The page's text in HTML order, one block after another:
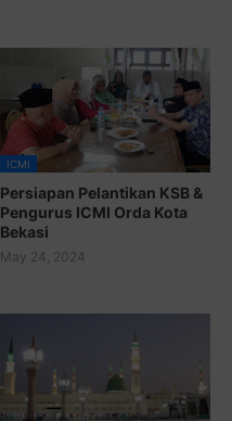
ICMI
Persiapan Pelantikan KSB &
Pengurus ICMI Orda Kota
Bekasi
May 24, 2024